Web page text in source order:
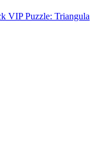
VIP Puzzle: Triangula